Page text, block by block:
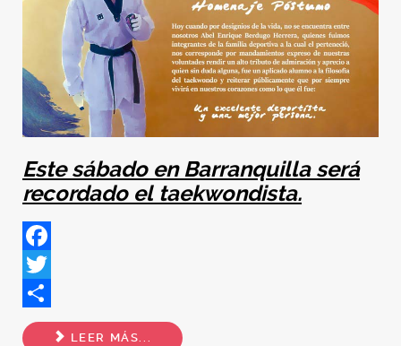
Este sábado en Barranquillaserá
recordado el taekwondista.
Facebook
Twitter
Share
LEER MÁS...